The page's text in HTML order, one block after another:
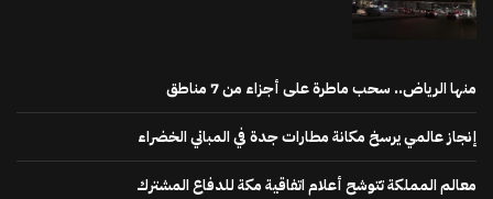
منها الرياض.. سحب ماطرة على أجزاء من 7 مناطق
إنجاز عالمي يرسخ مكانة مطارات جدة في المباني الخضراء
معالم المملكة تتوشح أعلام اتفاقية مكة للدفاع المشترك